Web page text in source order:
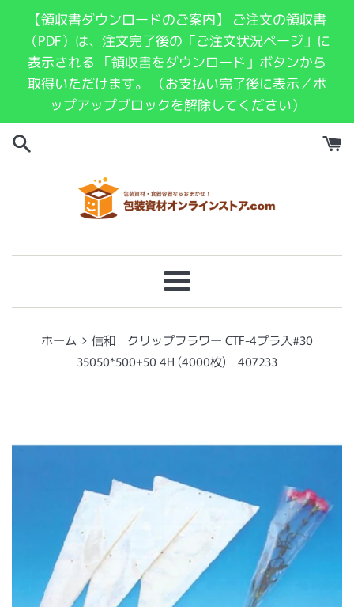
【領収書ダウンロードのご案内】 ご注文の領収書
（PDF）は、注文完了後の「ご注文状況ページ」に
表示される 「領収書をダウンロード」ボタンから
取得いただけます。 （お支払い完了後に表示／ポ
ップアップブロックを解除してください）
メ
ニ
ュ
ー
ホーム › 信和 クリップフラワー CTF-4プラ入#30
35050*500+50 4H (4000枚) 407233